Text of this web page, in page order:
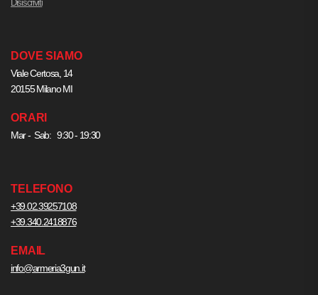
Disiscriviti
DOVE SIAMO
Viale Certosa, 14
20155 Milano MI
ORARI
Mar - Sab: 9:30 - 19:30
TELEFONO
+39.02.39257108
+39.340.2418876
EMAIL
info@armeria3gun.it